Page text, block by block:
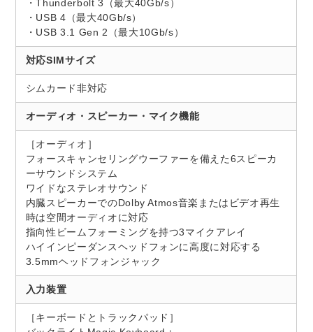
・Thunderbolt 3（最大40Gb/s）
・USB 4（最大40Gb/s）
・USB 3.1 Gen 2（最大10Gb/s）
対応SIMサイズ
シムカード非対応
オーディオ・スピーカー・マイク機能
［オーディオ］
フォースキャンセリングウーファーを備えた6スピーカ
ーサウンドシステム
ワイドなステレオサウンド
内臓スピーカーでのDolby Atmos音楽またはビデオ再生
時は空間オーディオに対応
指向性ビームフォーミングを持つ3マイクアレイ
ハイインピーダンスヘッドフォンに高度に対応する
3.5mmヘッドフォンジャック
入力装置
［キーボードとトラックパッド］